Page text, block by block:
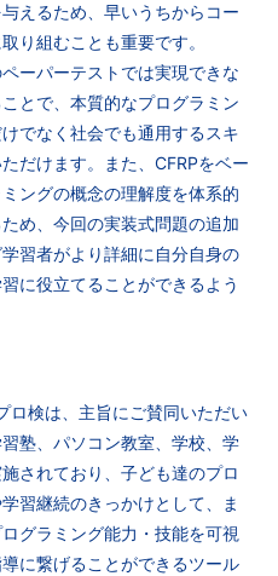
えるため、早いうちからコー
り組むことも重要です。
ーパーテストでは実現できな
とで、本質的なプログラミン
でなく社会でも通用するスキ
だけます。また、CFRPをベー
ングの概念の理解度を体系的
め、今回の実装式問題の追加
習者がより詳細に自分自身の
に役立てることができるよう
ロ検は、主旨にご賛同いただい
塾、パソコン教室、学校、学
されており、子ども達のプロ
習継続のきっかけとして、ま
グラミング能力・技能を可視
に繋げることができるツール